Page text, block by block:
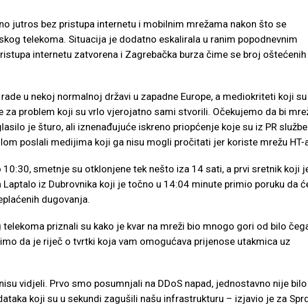
jutros bez pristupa internetu i mobilnim mrežama nakon što se
telekoma. Situacija je dodatno eskalirala u ranim popodnevnim
internetu zatvorena i Zagrebačka burza čime se broj oštećenih
u nekoj normalnoj državi u zapadne Europe, a mediokriteti koji su
za problem koji su vrlo vjerojatno sami stvorili. Očekujemo da bi
je šturo, ali iznenađujuće iskreno priopćenje koje su iz PR službe
poslali medijima koji ga nisu mogli pročitati jer koriste mrežu HT-
smetnje su otklonjene tek nešto iza 14 sati, a prvi sretnik koji
iz Dubrovnika koji je točno u 14:04 minute primio poruku da
dugovanja.
priznali su kako je kvar na mreži bio mnogo gori od bilo
da je riječ o tvrtki koja vam omogućava prijenose utakmica uz
vidjeli. Prvo smo posumnjali na DDoS napad, jednostavno nije bilo
koji su u sekundi zagušili našu infrastrukturu – izjavio je za